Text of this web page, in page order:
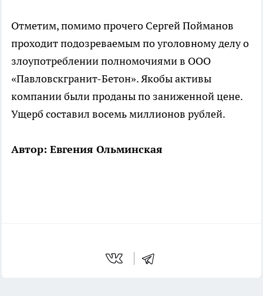
Отметим, помимо прочего Сергей Пойманов
проходит подозреваемым по уголовному делу о
злоупотреблении полномочиями в ООО
«Павловскгранит-Бетон». Якобы активы
компании были проданы по заниженной цене.
Ущерб составил восемь миллионов рублей.
Автор: Евгения Ольминская